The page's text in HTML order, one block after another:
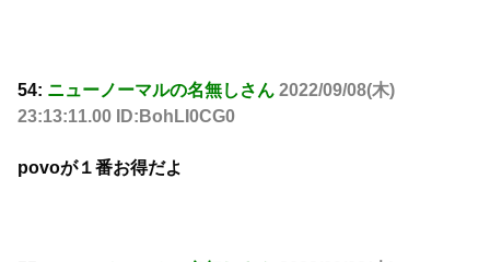
54: ニューノーマルの名無しさん 2022/09/08(木)
23:13:11.00 ID:BohLI0CG0
povoが１番お得だよ